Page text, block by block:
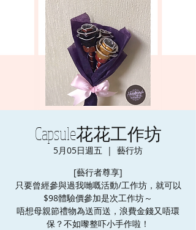
Capsule花花工作坊
5月05日週五
  |
藝行坊
[藝行者尊享]
只要曾經參與過我哋嘅活動/工作坊，就可以
$98體驗價參加是次工作坊～
唔想母親節禮物為送而送，浪費金錢又唔環
保？不如嚟整吓小手作啦！